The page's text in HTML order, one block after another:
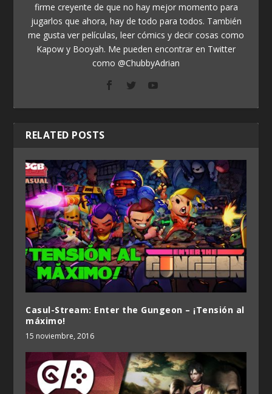
firme creyente de que no hay mejor momento para
jugarlos que ahora, hay de todo para todos. También
me gusta ver películas, leer cómics y decir cosas como
Kapow y Booyah. Me pueden encontrar en Twitter
como @ChubbyAdrian
RELATED POSTS
Casul-Stream: Enter the Gungeon – ¡Tensión al
máximo!
15 noviembre, 2016